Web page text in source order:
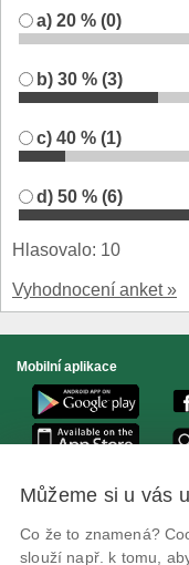
a) 20 % (0)
b) 30 % (3)
c) 40 % (1)
d) 50 % (6)
Hlasovalo: 10
Vyhodnocení anket »
Mobilní aplikace
© Státní zemědělská a
ID datové schránky: avraiqg
Můžeme si u vás
Co že to znamená?
slouží např. k tomu,